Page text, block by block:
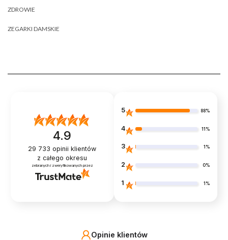
ZDROWIE
ZEGARKI DAMSKIE
4.9
29 733 opinii klientów
z całego okresu
zebranych i zweryfikowanych przez
5 88%
4 11%
3 1%
2 0%
1 1%
Opinie klientów